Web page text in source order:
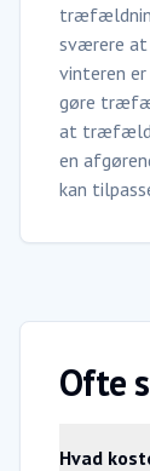
sværere at
vinteren
gøre
at
en
kan
Ofte
Hvad